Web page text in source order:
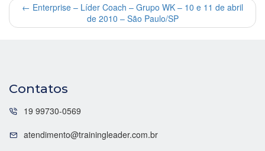
← Enterprise – Líder Coach – Grupo WK – 10 e 11 de abril
de 2010 – São Paulo/SP
Contatos
19 99730-0569
atendimento@trainingleader.com.br